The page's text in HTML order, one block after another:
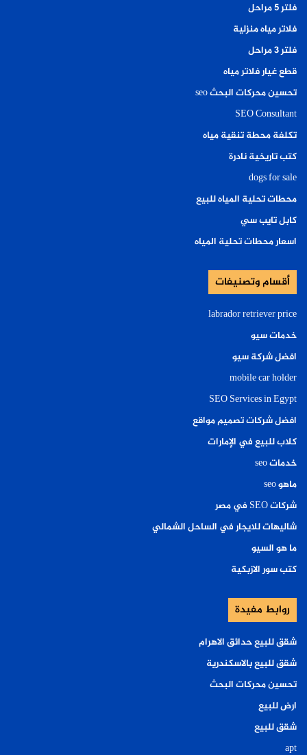
فلتر ٥ مراحل
فلاتر مياه منزلية
فلتر ٣ مراحل
قطع غيار فلاتر مياه
تحسين محركات البحث seo
SEO Consultant
تكلفة محطة تنقية مياه
كتب تاريخية نادرة
dogs for sale
محطات تحلية المياه للبيع
كابل تايب سي
اسعار محطات تحلية المياه
أقسام وتصنيفات
labrador retriever price
خدمات سيو
افضل شركة سيو
mobile car holder
SEO Services in Egypt
افضل شركات تصميم مواقع
كلاب للبيع في الإمارات
خدمات seo
ماهو seo
شركات SEO في مصر
شاليهات للايجار في الساحل الشمالي
ما هو السيو
كتب سور الازبكية
روابط مفيدة
شقق للبيع حدائق الاهرام
شقق للبيع بالاسكندرية
تحسين محركات البحث
ارض للبيع
شقق للبيع
apt